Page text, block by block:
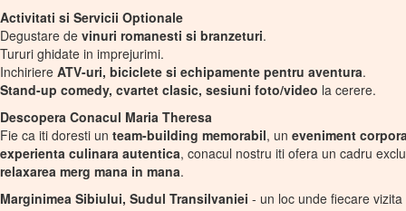
Activitati si Servicii Optionale
Degustare de vinuri romanesti si branzeturi.
Tururi ghidate in imprejurimi.
Inchiriere ATV-uri, biciclete si echipamente pentru aventura.
Stand-up comedy, cvartet clasic, sesiuni foto/video la cerere.
Descopera Conacul Maria Theresa
Fie ca iti doresti un team-building memorabil, un eveniment
experienta culinara autentica, conacul nostru iti ofera un cadru
relaxarea merg mana in mana.
Marginimea Sibiului, Sudul Transilvaniei - un loc unde fiecare